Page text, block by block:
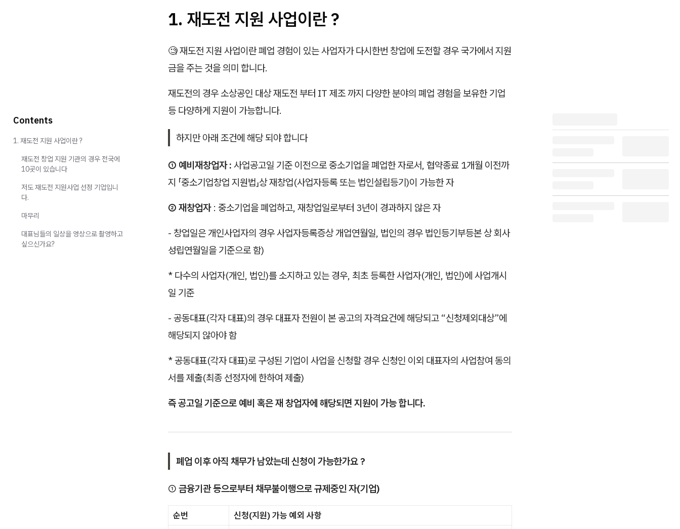
1. 재도전 지원 사업이란 ?
🧐 재도전 지원 사업이란 폐업 경험이 있는 사업자가 다시한번 창업에 도전할 경우 국가에서 지원
금을 주는 것을 의미 합니다.
재도전의 경우 소상공인 대상 재도전 부터 IT 제조 까지 다양한 분야의 폐업 경험을 보유한 기업
등 다양하게 지원이 가능합니다.
하지만 아래 조건에 해당 되야 합니다
① 예비재창업자 : 사업공고일 기준 이전으로 중소기업을 폐업한 자로서, 협약종료 1개월 이전까
지 「중소기업창업 지원법」상 재창업(사업자등록 또는 법인설립등기)이 가능한 자
② 재창업자: 중소기업을 폐업하고, 재창업일로부터 3년이 경과하지 않은 자
- 창업일은 개인사업자의 경우 사업자등록증상 개업연월일, 법인의 경우 법인등기부등본 상 회사
성립연월일을 기준으로 함)
* 다수의 사업자(개인, 법인)를 소지하고 있는 경우, 최초 등록한 사업자(개인, 법인)에 사업개시
일 기준
- 공동대표(각자 대표)의 경우 대표자 전원이 본 공고의 자격요건에 해당되고 “신청제외대상”에
해당되지 않아야 함
* 공동대표(각자 대표)로 구성된 기업이 사업을 신청할 경우 신청인 이외 대표자의 사업참여 동의
서를 제출(최종 선정자에 한하여 제출)
즉 공고일 기준으로 예비 혹은 재 창업자에 해당되면 지원이 가능 합니다.
폐업 이후 아직 채무가 남았는데 신청이 가능한가요 ?
① 금융기관 등으로부터 채무불이행으로 규제중인 자(기업)
순번
신청(지원) 가능 예외 사항
Contents
1. 재도전 지원 사업이란 ?
재도전 창업 지원 기관의 경우 전국에
10곳이 있습니다
저도 재도전 지원사업 선정 기업입니
다.
마무리
대표님들의 일상을 영상으로 촬영하고
싶으신가요?